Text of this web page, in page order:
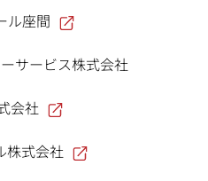
ル座間
サービス株式会社
会社
株式会社